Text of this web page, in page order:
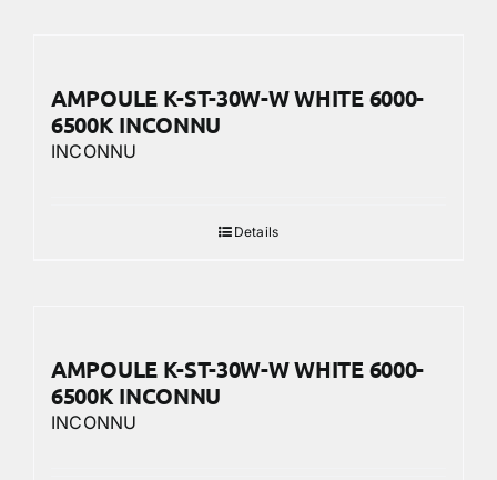
AMPOULE K-ST-30W-W WHITE 6000-
6500K INCONNU
INCONNU
Details
AMPOULE K-ST-30W-W WHITE 6000-
6500K INCONNU
INCONNU